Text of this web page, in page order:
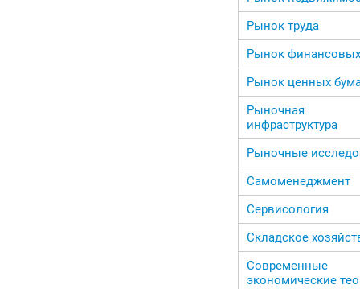
Рынок труда
Рынок финансовых
Рынок ценных
Рыночная
инфраструктура
Рыночные
Самоменеджмент
Сервисология
Складское
Современные
экономические